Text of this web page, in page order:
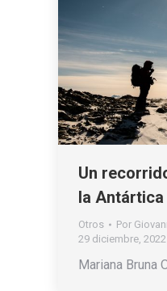
Un
la Antártica
Otros Por
29 diciembre, 2022
Mariana Bruna